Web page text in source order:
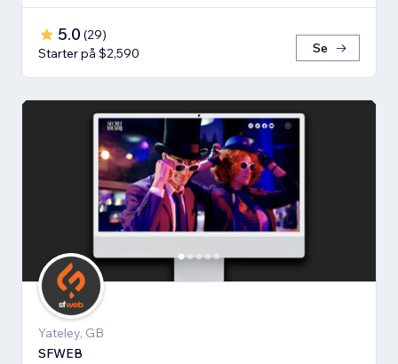
5.0 (29)
Starter på $2,590
Se
Yateley, GB
SFWEB